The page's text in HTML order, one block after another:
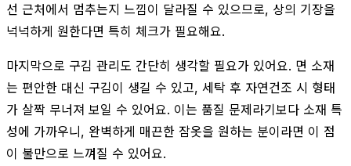
선 근처에서 멈추는지 느낌이 달라질 수 있으므로, 상의 기장을
넉넉하게 원한다면 특히 체크가 필요해요.
마지막으로 구김 관리도 간단히 생각할 필요가 있어요. 면 소재
는 편안한 대신 구김이 생길 수 있고, 세탁 후 자연건조 시 형태
가 살짝 무너져 보일 수 있어요. 이는 품질 문제라기보다 소재 특
성에 가까우니, 완벽하게 매끈한 잠옷을 원하는 분이라면 이 점
이 불만으로 느껴질 수 있어요.